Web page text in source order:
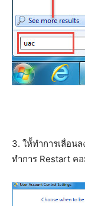
3. ให้้ทำการเลื่อน
ทำการ Restart ค